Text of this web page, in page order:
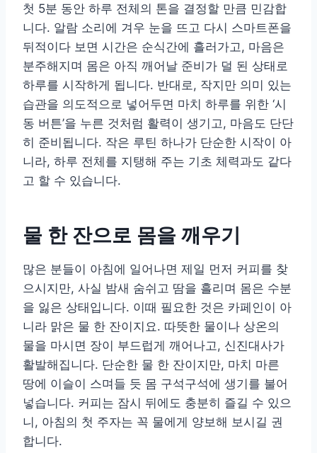
첫 5분 동안 하루 전체의 톤을 결정할 만큼 민감합
니다. 알람 소리에 겨우 눈을 뜨고 다시 스마트폰을
뒤적이다 보면 시간은 순식간에 흘러가고, 마음은
분주해지며 몸은 아직 깨어날 준비가 덜 된 상태로
하루를 시작하게 됩니다. 반대로, 작지만 의미 있는
습관을 의도적으로 넣어두면 마치 하루를 위한 ‘시
동 버튼’을 누른 것처럼 활력이 생기고, 마음도 단단
히 준비됩니다. 작은 루틴 하나가 단순한 시작이 아
니라, 하루 전체를 지탱해 주는 기초 체력과도 같다
고 할 수 있습니다.
물 한 잔으로 몸을 깨우기
많은 분들이 아침에 일어나면 제일 먼저 커피를 찾
으시지만, 사실 밤새 숨쉬고 땀을 흘리며 몸은 수분
을 잃은 상태입니다. 이때 필요한 것은 카페인이 아
니라 맑은 물 한 잔이지요. 따뜻한 물이나 상온의
물을 마시면 장이 부드럽게 깨어나고, 신진대사가
활발해집니다. 단순한 물 한 잔이지만, 마치 마른
땅에 이슬이 스며들 듯 몸 구석구석에 생기를 불어
넣습니다. 커피는 잠시 뒤에도 충분히 즐길 수 있으
니, 아침의 첫 주자는 꼭 물에게 양보해 보시길 권
합니다.